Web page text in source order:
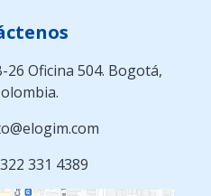
26 Oficina 504. Bogotá,
331 4389